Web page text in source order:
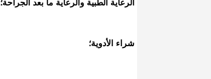
الرعاية الطبية والرعاية ما بعد الجراحة؛
شراء الأدوية؛